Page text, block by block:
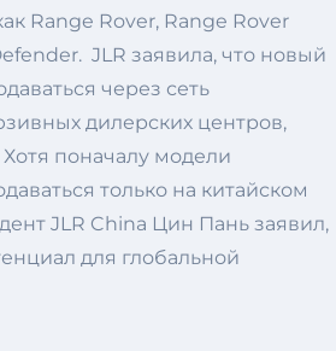
Range Rover, Range Rover
JLR заявила, что новый
через сеть
дилерских центров,
поначалу модели
только на китайском
JLR China Цин Пань заявил,
для глобальной